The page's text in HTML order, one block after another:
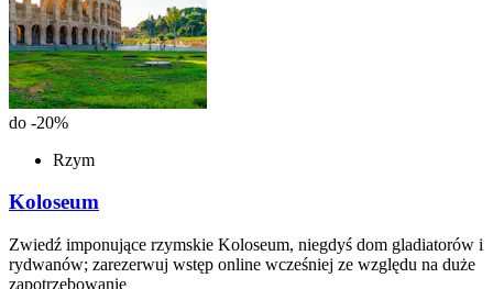
do -20%
Rzym
Koloseum
Zwiedź imponujące rzymskie Koloseum, niegdyś dom gladiatorów i
rydwanów; zarezerwuj wstęp online wcześniej ze względu na duże
zapotrzebowanie